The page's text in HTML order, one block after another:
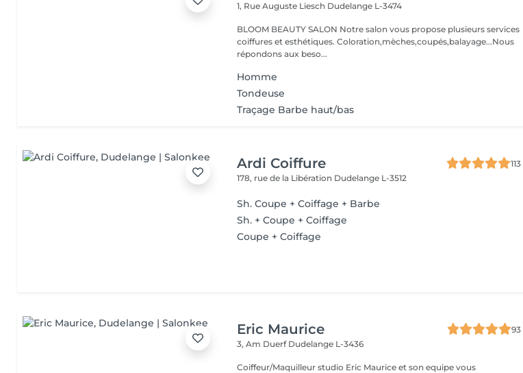
1, Rue Auguste Liesch Dudelange L-3474
BLOOM BEAUTY SALON Notre salon vous propose plusieurs services
coiffures et esthétiques. Coloration,mèches,coupés,balayage...Nous
répondons aux beso...
Homme
Tondeuse
Traçage Barbe haut/bas
Ardi Coiffure
113
178, rue de la Libération Dudelange L-3512
Sh. Coupe + Coiffage + Barbe
Sh. + Coupe + Coiffage
Coupe + Coiffage
Eric Maurice
93
3, Am Duerf Dudelange L-3436
Coiffeur/Maquilleur studio Eric Maurice et son equipe vous